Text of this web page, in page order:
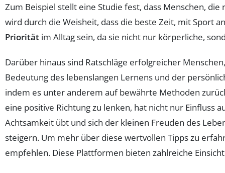
Zum Beispiel stellt eine Studie fest, dass Menschen,
wird durch die Weisheit, dass die beste Zeit, mit Sport
Priorität im Alltag sein, da sie nicht nur körperliche,
Darüber hinaus sind Ratschläge erfolgreicher
Bedeutung des lebenslangen Lernens und der
indem es unter anderem auf bewährte Methoden
eine positive Richtung zu lenken, hat nicht nur Einfluss
Achtsamkeit übt und sich der kleinen Freuden des
steigern. Um mehr über diese wertvollen Tipps zu
empfehlen. Diese Plattformen bieten zahlreiche